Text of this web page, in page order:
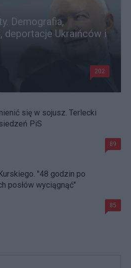
Demografia,
deportacje Ukraińców i
202
się w sojusz. Terlecki
PiS
89
"48 godzin po
posłów wyciągnąć"
85